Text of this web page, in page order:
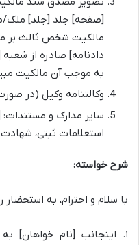
[صفحه] جلد [جلد] ملک/
مالکیت شخص ثالث بر
دادنامه] صادره از
به موجب آن مالکیت
وکالتنامه وکیل (در
سایر مدارک و مستندات:
استعلامات ثبتی،
شرح خواسته:
با سلام و احترام، به
۱. اینجانب [نام خواهان]